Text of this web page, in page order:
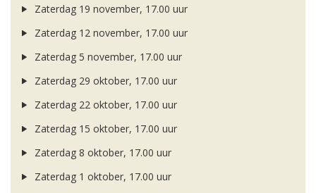
Zaterdag 19 november, 17.00 uur
Zaterdag 12 november, 17.00 uur
Zaterdag 5 november, 17.00 uur
Zaterdag 29 oktober, 17.00 uur
Zaterdag 22 oktober, 17.00 uur
Zaterdag 15 oktober, 17.00 uur
Zaterdag 8 oktober, 17.00 uur
Zaterdag 1 oktober, 17.00 uur